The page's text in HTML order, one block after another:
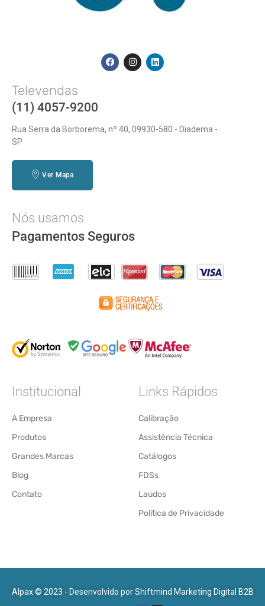
Televendas
(11) 4057-9200
Rua Serra da Borborema, nº 40, 09930-580 - Diadema -
SP
Ver Mapa
Nós usamos
Pagamentos Seguros
Institucional
A Empresa
Produtos
Grandes Marcas
Blog
Contato
Links Rápidos
Calibração
Assistência Técnica
Catálogos
FDSs
Laudos
Política de Privacidade
Alpax © 2023 - Desenvolvido porShiftmind Marketing Digital B2B